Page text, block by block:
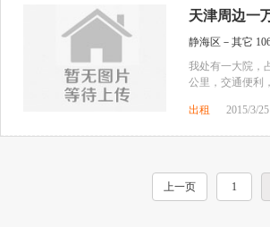
天津周边一
静海区－其它
我处有一大院，
公里，交通便利，
出租 2015/3/25
上一页 1